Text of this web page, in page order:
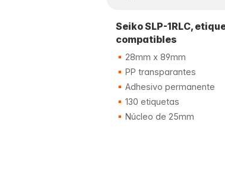
Seiko SLP-1RLC,
compatibles
28mm x 89mm
PP transparantes
Adhesivo permanente
130 etiquetas
Núcleo de 25mm